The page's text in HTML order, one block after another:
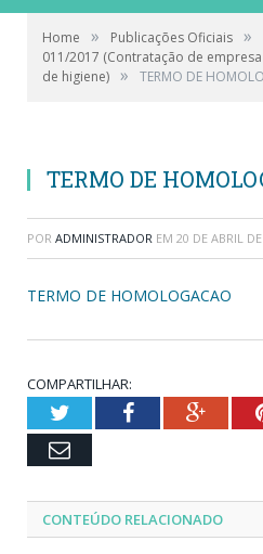
Home » Publicações Oficiais »
011/2017 (Contratação de
de higiene) » TERMO DE
TERMO DE
POR ADMINISTRADOR EM 20 DE ABRIL
TERMO DE HOMOLOGACAO
COMPARTILHAR:
TwitterFacebook
Email
CONTEÚDO RELACIONADO